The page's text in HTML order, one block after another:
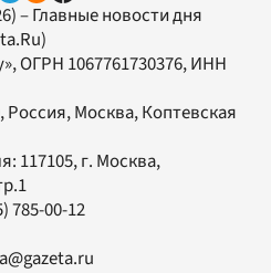
– Главные новости дня
, ОГРН 1067761730376, ИНН
Россия, Москва, Коптевская
117105, г. Москва,
785-00-12